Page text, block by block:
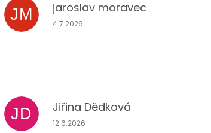
JM jaroslav moravec
Hodnocení obchodu je 5 z 5 hvězdiček.
4.7.2026
JD Jiřina Dědková
Hodnocení obchodu je 4 z 5 hvězdiček.
12.6.2026